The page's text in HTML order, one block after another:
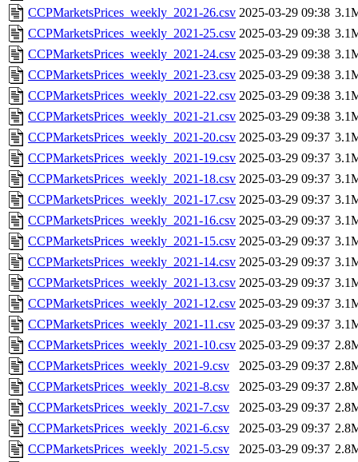
CCPMarketsPrices_weekly_2021-26.csv 2025-03-29 09:38
CCPMarketsPrices_weekly_2021-25.csv 2025-03-29 09:38
CCPMarketsPrices_weekly_2021-24.csv 2025-03-29 09:38
CCPMarketsPrices_weekly_2021-23.csv 2025-03-29 09:38
CCPMarketsPrices_weekly_2021-22.csv 2025-03-29 09:38
CCPMarketsPrices_weekly_2021-21.csv 2025-03-29 09:38
CCPMarketsPrices_weekly_2021-20.csv 2025-03-29 09:37
CCPMarketsPrices_weekly_2021-19.csv 2025-03-29 09:37
CCPMarketsPrices_weekly_2021-18.csv 2025-03-29 09:37
CCPMarketsPrices_weekly_2021-17.csv 2025-03-29 09:37
CCPMarketsPrices_weekly_2021-16.csv 2025-03-29 09:37
CCPMarketsPrices_weekly_2021-15.csv 2025-03-29 09:37
CCPMarketsPrices_weekly_2021-14.csv 2025-03-29 09:37
CCPMarketsPrices_weekly_2021-13.csv 2025-03-29 09:37
CCPMarketsPrices_weekly_2021-12.csv 2025-03-29 09:37
CCPMarketsPrices_weekly_2021-11.csv 2025-03-29 09:37
CCPMarketsPrices_weekly_2021-10.csv 2025-03-29 09:37
CCPMarketsPrices_weekly_2021-9.csv
2025-03-29 09:37
CCPMarketsPrices_weekly_2021-8.csv
2025-03-29 09:37
CCPMarketsPrices_weekly_2021-7.csv
2025-03-29 09:37
CCPMarketsPrices_weekly_2021-6.csv
2025-03-29 09:37
CCPMarketsPrices_weekly_2021-5.csv
2025-03-29 09:37